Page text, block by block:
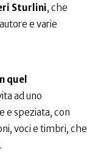
Sturlini, che
e varie
quel
ad uno
e speziata, con
voci e timbri, che